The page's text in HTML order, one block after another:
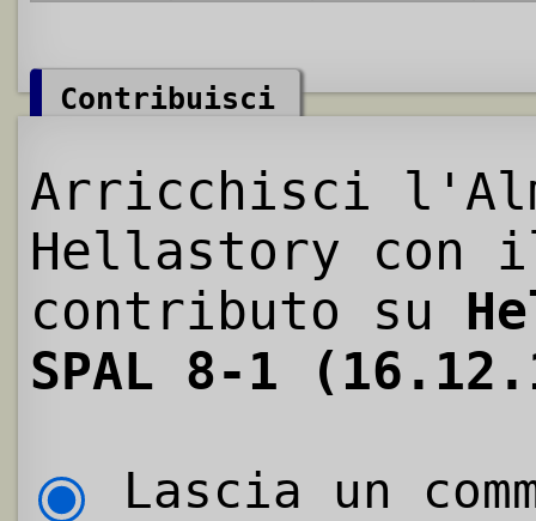
Contribuisci
Arricchisci
Hellastory con
contributo su
SPAL 8-1
Lascia un